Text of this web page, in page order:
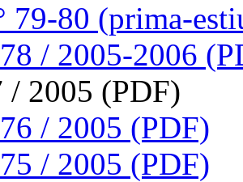
79-80 (prima-
/ 2005-2006
/ 2005 (PDF)
/ 2005 (PDF)
/ 2005 (PDF)